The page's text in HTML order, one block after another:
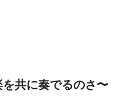
共に奏でるのさ〜